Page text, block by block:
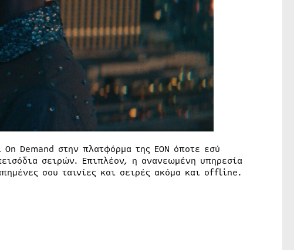
Demand στην πλατφόρμα της ΕΟΝ όποτε εσύ
σειρών. Επιπλέον, η ανανεωμένη υπηρεσία
σου ταινίες και σειρές ακόμα και offline.